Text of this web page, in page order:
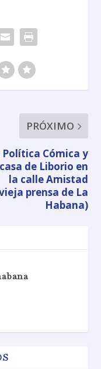
PRÓXIMO
Política Cómica y
de Liborio en
la calle Amistad
prensa de La
Habana)